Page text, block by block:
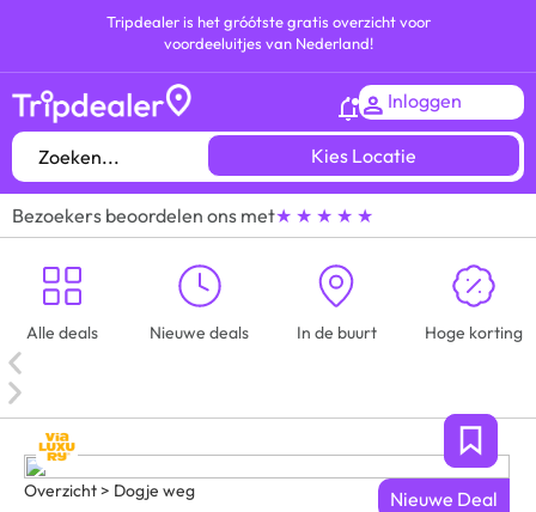
Tripdealer is het gróótste gratis overzicht voor
voordeeluitjes van Nederland!
Inloggen
Kies Locatie
Bezoekers beoordelen ons met★ ★ ★ ★ ★
Alle deals Nieuwe deals In de buurt Hoge korting
Nieuwe Deal
Overzicht > Dogje weg